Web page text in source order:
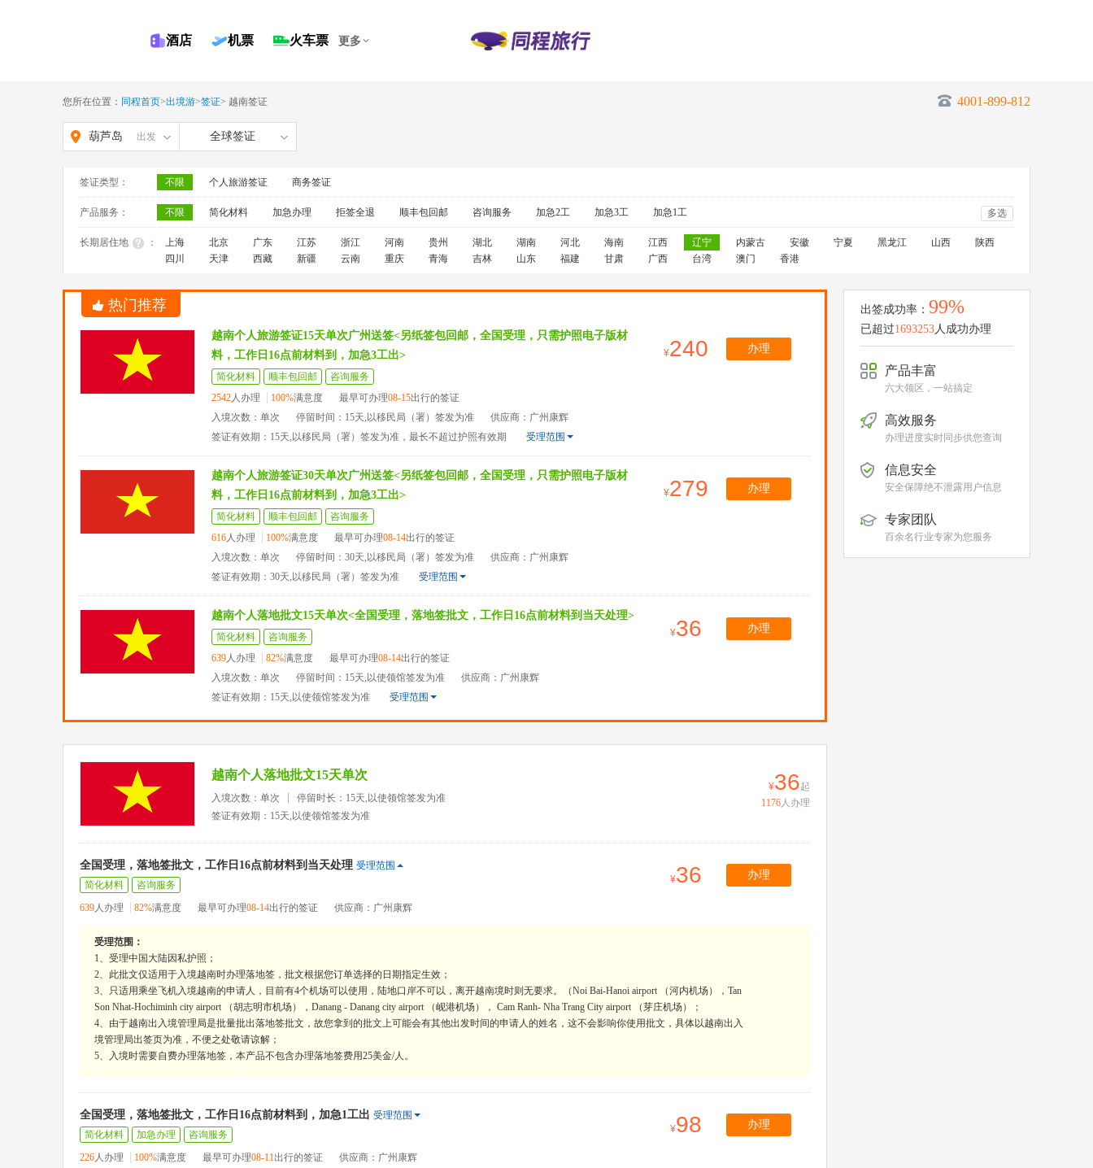
酒店 机票 火车票 更多
您所在位置： 同程首页>出境游>签证> 越南签证 4001-899-812
葫芦岛 出发 全球签证
签证类型： 不限 个人旅游签证 商务签证
产品服务： 不限 简化材料 加急办理 拒签全退 顺丰包回邮 咨询服务 加急2工 加急3工 加急1工 多选
长期居住地 ： 上海 北京 广东 江苏 浙江 河南 贵州 湖北 湖南 河北 海南 江西 辽宁 内蒙古 安徽 宁夏 黑龙江 山西
陕西
四川
天津 西藏 新疆 云南 重庆 青海 吉林 山东 福建 甘肃 广西 台湾 澳门 香港
热门推荐
越南个人旅游签证15天单次广州送签<另纸签包回邮，全国受理，只需护照电子版材
料，工作日16点前材料到，加急3工出>
简化材料 顺丰包回邮
咨询服务
2542人办理 100%满意度 最早可办理08-15出行的签证
入境次数：单次
停留时间：15天,以移民局（署）签发为准
供应商：广州康辉
签证有效期：15天,以移民局（署）签发为准，最长不超过护照有效期
受理范围
240 办理
越南个人旅游签证30天单次广州送签<另纸签包回邮，全国受理，只需护照电子版材
料，工作日16点前材料到，加急3工出>
简化材料 顺丰包回邮
咨询服务
616人办理 100%满意度 最早可办理08-14出行的签证
入境次数：单次
停留时间：30天,以移民局（署）签发为准
供应商：广州康辉
签证有效期：30天,以移民局（署）签发为准
受理范围
279 办理
越南个人落地批文15天单次<全国受理，落地签批文，工作日16点前材料到当天处理>
简化材料
咨询服务
639人办理 82%满意度 最早可办理08-14出行的签证
入境次数：单次
停留时间：15天,以使领馆签发为准
供应商：广州康辉
签证有效期：15天,以使领馆签发为准
受理范围
36 办理
越南个人落地批文15天单次
入境次数：单次
停留时长：15天,以使领馆签发为准
签证有效期：15天,以使领馆签发为准
36起
1176人办理
全国受理，落地签批文，工作日16点前材料到当天处理 受理范围
简化材料
咨询服务
639人办理 82%满意度 最早可办理08-14出行的签证 供应商：广州康辉
36 办理
受理范围：
1、受理中国大陆因私护照；
2、此批文仅适用于入境越南时办理落地签，批文根据您订单选择的日期指定生效；
3、只适用乘坐飞机入境越南的申请人，目前有4个机场可以使用，陆地口岸不可以，离开越南境时则无要求。（Noi Bai-Hanoi airport （河内机场），Tan
Son Nhat-Hochiminh city airport （胡志明市机场），Danang - Danang city airport （岘港机场）， Cam Ranh- Nha Trang City airport （芽庄机场）；
4、由于越南出入境管理局是批量批出落地签批文，故您拿到的批文上可能会有其他出发时间的申请人的姓名，这不会影响你使用批文，具体以越南出入
境管理局出签页为准，不便之处敬请谅解；
5、入境时需要自费办理落地签，本产品不包含办理落地签费用25美金/人。
全国受理，落地签批文，工作日16点前材料到，加急1工出 受理范围
简化材料
加急办理
咨询服务
226人办理 100%满意度 最早可办理08-11出行的签证 供应商：广州康辉
98 办理
出签成功率： 99%
已超过1693253人成功办理
产品丰富
六大领区，一站搞定
高效服务
办理进度实时同步供您查询
信息安全
安全保障绝不泄露用户信息
专家团队
百余名行业专家为您服务